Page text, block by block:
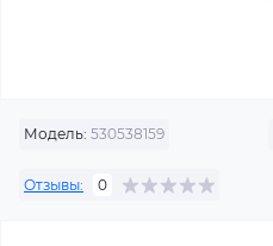
Модель: 530538159
Отзывы: 0